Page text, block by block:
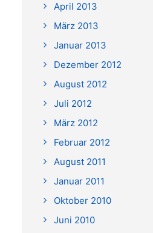
April 2013
März 2013
Januar 2013
Dezember 2012
August 2012
Juli 2012
März 2012
Februar 2012
August 2011
Januar 2011
Oktober 2010
Juni 2010